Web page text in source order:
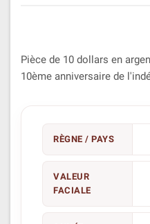
Pièce de 10 dollars en
10ème anniversaire de
RÈGNE / PAYS
VALEUR
FACIALE